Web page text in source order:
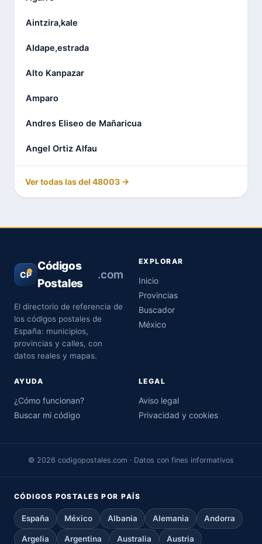
Aintzira,kale
Aldape,estrada
Alto Kanpazar
Amparo
Andres Eliseo de Mañaricua
Angel Ortiz Alfau
Ver todas las del 48003 →
CP
Códigos
Postales
.com
El directorio de referencia de
los códigos postales de
España: municipios,
provincias y calles, con
datos reales y mapas.
EXPLORAR
Inicio
Provincias
Buscador
México
AYUDA
¿Cómo funcionan?
Buscar mi código
LEGAL
Aviso legal
Privacidad y cookies
© 2026 codigopostales.com · Datos con fines informativos
CÓDIGOS POSTALES POR PAÍS
España México Albania Alemania Andorra
Argelia Argentina Australia Austria